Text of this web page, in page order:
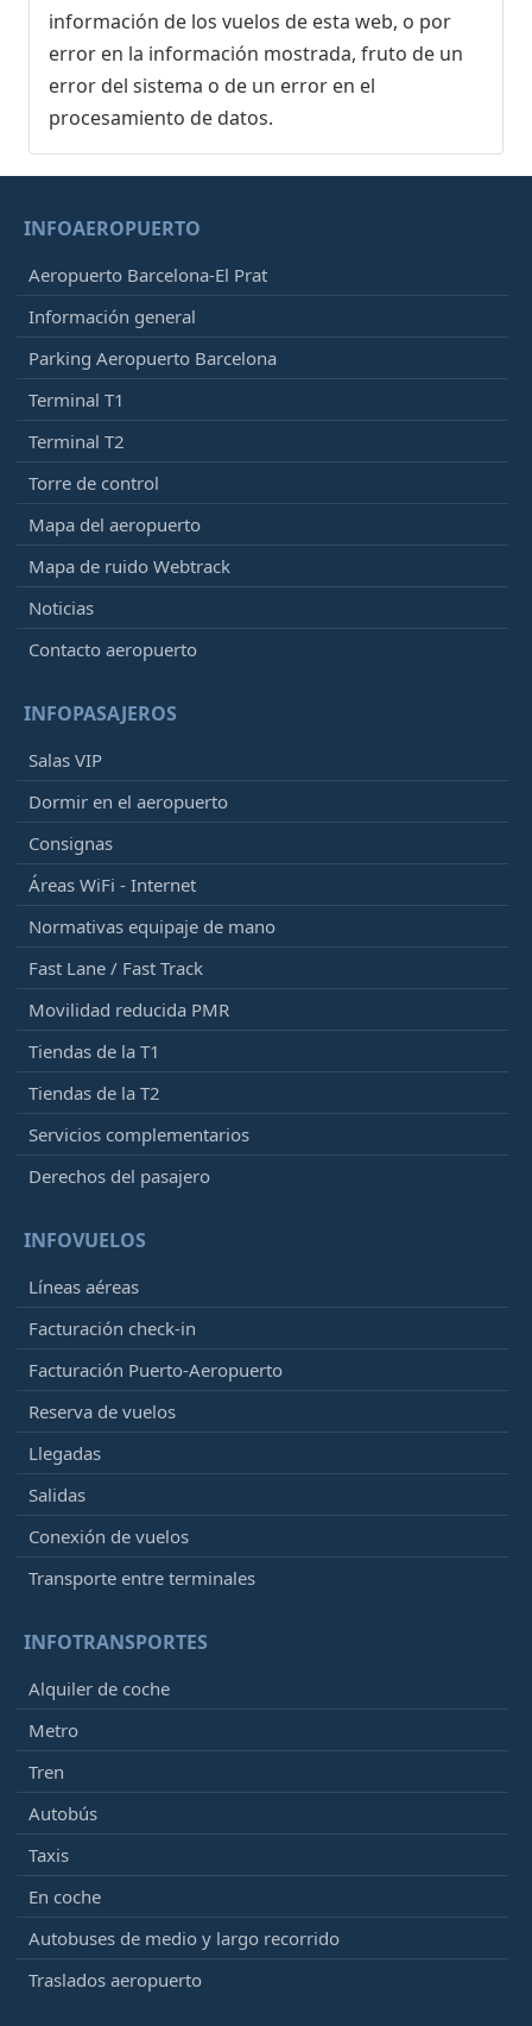
información de los vuelos de esta web, o por
error en la información mostrada, fruto de un
error del sistema o de un error en el
procesamiento de datos.
INFOAEROPUERTO
Aeropuerto Barcelona-El Prat
Información general
Parking Aeropuerto Barcelona
Terminal T1
Terminal T2
Torre de control
Mapa del aeropuerto
Mapa de ruido Webtrack
Noticias
Contacto aeropuerto
INFOPASAJEROS
Salas VIP
Dormir en el aeropuerto
Consignas
Áreas WiFi - Internet
Normativas equipaje de mano
Fast Lane / Fast Track
Movilidad reducida PMR
Tiendas de la T1
Tiendas de la T2
Servicios complementarios
Derechos del pasajero
INFOVUELOS
Líneas aéreas
Facturación check-in
Facturación Puerto-Aeropuerto
Reserva de vuelos
Llegadas
Salidas
Conexión de vuelos
Transporte entre terminales
INFOTRANSPORTES
Alquiler de coche
Metro
Tren
Autobús
Taxis
En coche
Autobuses de medio y largo recorrido
Traslados aeropuerto